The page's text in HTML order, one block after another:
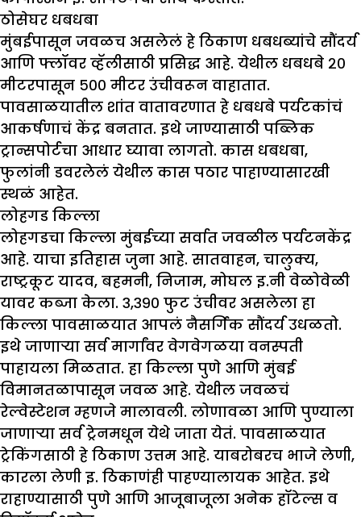
ठोसेघर धबधबा
मुंबईपासून जवळच असलेलं हे ठिकाण धबधब्यांचे सौंदर्य
आणि फ्लॉवर व्हॅलीसाठी प्रसिद्ध आहे. येथील धबधबे २०
मीटरपासून ५०० मीटर उंचीवरून वाहातात.
पावसाळयातील शांत वातावरणात हे धबधबे पर्यटकांचं
आकर्षणाचं केंद्र बनतात. इथे जाण्यासाठी पब्लिक
ट्रान्सपोर्टचा आधार घ्यावा लागतो. कास धबधबा,
फुलांनी डवरलेलं येथील कास पठार पाहाण्यासारखी
स्थळं आहेत.
लोहगड किल्ला
लोहगडचा किल्ला मुंबईच्या सर्वात जवळील पर्यटनकेंद्र
आहे. याचा इतिहास जुना आहे. सातवाहन, चालुक्य,
राष्ट्रकूट यादव, बहमनी, निजाम, मोघल इ.नी वेळोवेळी
यावर कब्जा केला. ३,३९० फुट उंचीवर असलेला हा
किल्ला पावसाळयात आपलं नैसर्गिक सौंदर्य उधळतो.
इथे जाणाऱ्या सर्व मार्गांवर वेगवेगळया वनस्पती
पाहायला मिळतात. हा किल्ला पुणे आणि मुंबई
विमानतळापासून जवळ आहे. येथील जवळचं
रेल्वेस्टेशन म्हणजे मालावली. लोणावळा आणि पुण्याला
जाणाऱ्या सर्व ट्रेनमधून येथे जाता येतं. पावसाळयात
ट्रेकिंगसाठी हे ठिकाण उत्तम आहे. याबरोबरच भाजे लेणी,
कारला लेणी इ. ठिकाणंही पाहण्यालायक आहेत. इथे
राहाण्यासाठी पुणे आणि आजूबाजूला अनेक हॉटेल्स व